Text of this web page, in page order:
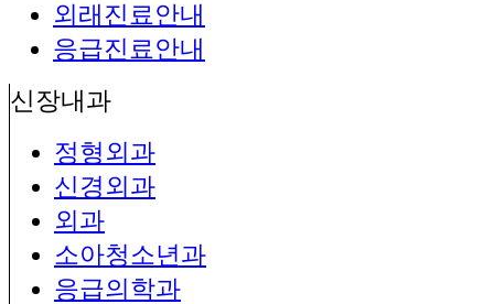
외래진료안내
응급진료안내
신장내과
정형외과
신경외과
외과
소아청소년과
응급의학과